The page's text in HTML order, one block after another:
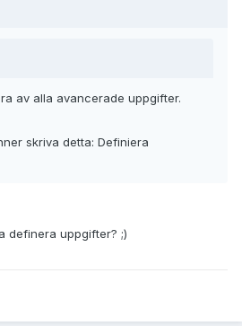
av alla avancerade uppgifter.
skriva detta: Definiera
definera uppgifter? ;)